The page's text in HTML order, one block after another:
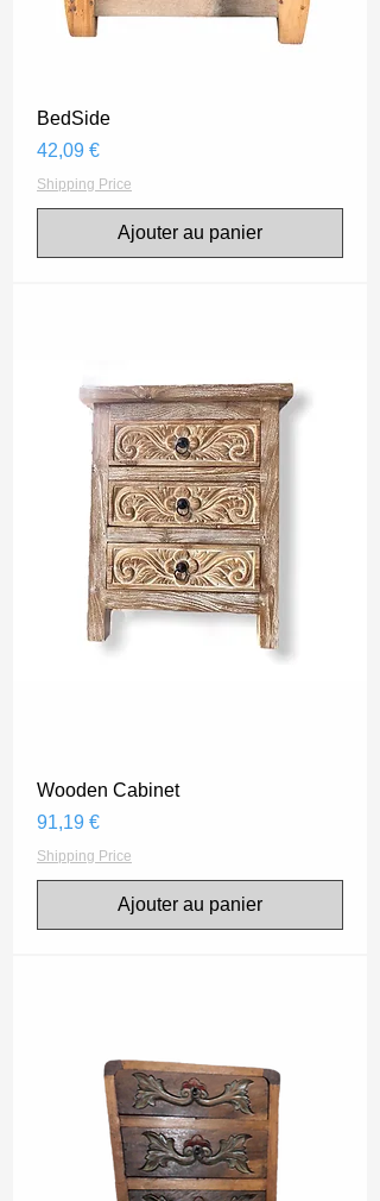
BedSide
Prix
42,09 €
Shipping Price
Ajouter au panier
Wooden Cabinet
Prix
91,19 €
Shipping Price
Ajouter au panier